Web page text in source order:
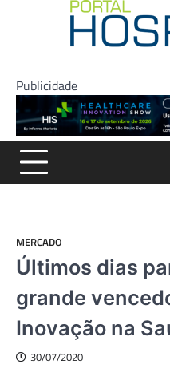
Publicidade
MERCADO
Últimos dias
grande
Inovação na
30/07/2020